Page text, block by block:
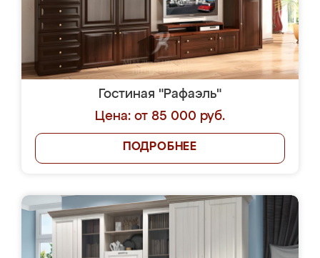
Гостиная "Рафаэль"
Цена: от 85 000 руб.
ПОДРОБНЕЕ